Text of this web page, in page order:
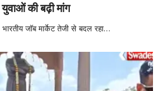
की बढ़ी मांग
जॉब मार्केट तेजी से बदल रहा…